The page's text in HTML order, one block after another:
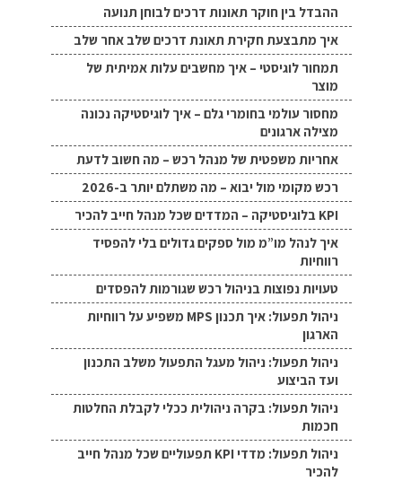
ההבדל בין חוקר תאונות דרכים לבוחן תנועה
איך מתבצעת חקירת תאונת דרכים שלב אחר שלב
תמחור לוגיסטי – איך מחשבים עלות אמיתית של
מוצר
מחסור עולמי בחומרי גלם – איך לוגיסטיקה נכונה
מצילה ארגונים
אחריות משפטית של מנהל רכש – מה חשוב לדעת
רכש מקומי מול יבוא – מה משתלם יותר ב-2026
KPI בלוגיסטיקה – המדדים שכל מנהל חייב להכיר
איך לנהל מו”מ מול ספקים גדולים בלי להפסיד
רווחיות
טעויות נפוצות בניהול רכש שגורמות להפסדים
ניהול תפעול: איך תכנון MPS משפיע על רווחיות
הארגון
ניהול תפעול: ניהול מעגל התפעול משלב התכנון
ועד הביצוע
ניהול תפעול: בקרה ניהולית ככלי לקבלת החלטות
חכמות
ניהול תפעול: מדדי KPI תפעוליים שכל מנהל חייב
להכיר